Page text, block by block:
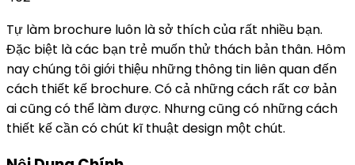
Tự làm brochure luôn là sở thích của rất nhiều bạn.
Đặc biệt là các bạn trẻ muốn thử thách bản thân. Hôm
nay chúng tôi giới thiệu những thông tin liên quan đến
cách thiết kế brochure. Có cả những cách rất cơ bản
ai cũng có thể làm được. Nhưng cũng có những cách
thiết kế cần có chút kĩ thuật design một chút.